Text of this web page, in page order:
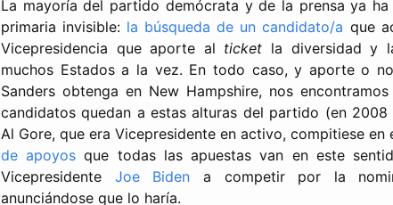
La mayoría del partido demócrata y de la prensa ya
primaria invisible: la búsqueda de un candidato/a que
Vicepresidencia que aporte al ticket la diversidad y
muchos Estados a la vez. En todo caso, y aporte o
Sanders obtenga en New Hampshire, nos
candidatos quedan a estas alturas del partido (en
Al Gore, que era Vicepresidente en activo, compitiese
de apoyos que todas las apuestas van en este
Vicepresidente Joe Biden a competir por la
anunciándose que lo haría.